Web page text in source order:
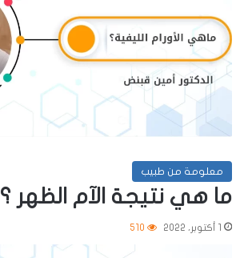
معلومة من طبيب
ما هي نتيجة الآم الظهر ؟
510